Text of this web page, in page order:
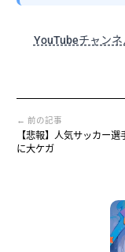
YouTubeチャン
← 前の記事
【悲報】人気サッカー選
に大ケガ